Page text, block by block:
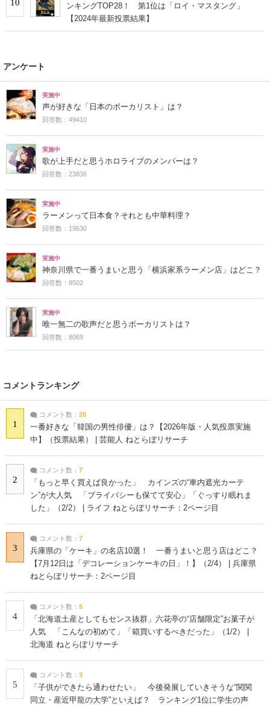
10
ンキングTOP28！ 第1位は「ロイ・マスタング」
【2024年最新投票結果】
アンケート
実施中
声が好きな「日本のボーカリスト」は？
回答数：49410
実施中
歌が上手だと思うホロライブのメンバーは？
回答数：23836
実施中
ラーメンって日本食？それとも中華料理？
回答数：19630
実施中
神奈川県で一番うまいと思う「横浜家系ラーメン店」はどこ？
回答数：8502
実施中
唯一無二の歌声だと思うボーカリストは？
回答数：8069
コメントランキング
1
コメント数： 20
一番好きな「韓国の男性俳優」は？【2026年版・人気投票実施
中】（投票結果） | 芸能人 ねとらぼリサーチ
2
コメント数： 7
「もっと早く買えば良かった」 カインズの“車内遮光カーテ
ン”が大人気 「プライバシーも保てて安心」「ぐっすり眠れま
した」（2/2） | ライフ ねとらぼリサーチ：2ページ目
3
コメント数： 7
兵庫県の「ケーキ」の名店10選！ 一番うまいと思う店はどこ？
【7月12日は「デコレーションケーキの日」！】（2/4） | 兵庫県
ねとらぼリサーチ：2ページ目
4
コメント数： 5
「北海道土産としてもセンス抜群」六花亭の“店舗限定”お菓子が
人気 「こんなの初めて」「箱買いするべきだった」（1/2） |
北海道 ねとらぼリサーチ
5
コメント数： 3
「子供ができたら通わせたい」 今後発展していきそうな“関関
同立・産近甲龍の大学”といえば？ ランキング1位に学生の声